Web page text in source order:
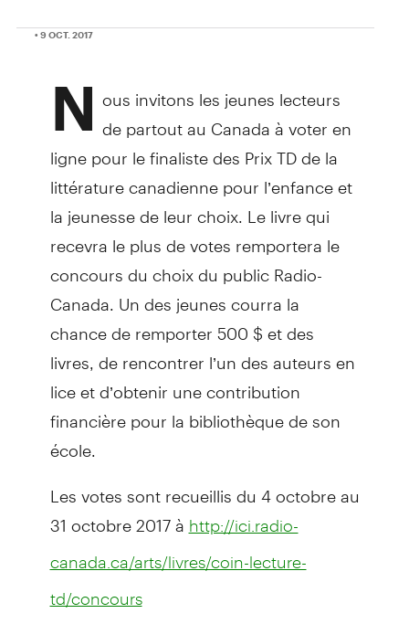
• 9 OCT. 2017
N ous invitons les jeunes lecteurs
de partout au Canada à voter en
ligne pour le finaliste des Prix TD de la
littérature canadienne pour l’enfance et
la jeunesse de leur choix. Le livre qui
recevra le plus de votes remportera le
concours du choix du public Radio-
Canada. Un des jeunes courra la
chance de remporter 500 $ et des
livres, de rencontrer l’un des auteurs en
lice et d’obtenir une contribution
financière pour la bibliothèque de son
école.
Les votes sont recueillis du 4 octobre au
31 octobre 2017 à http://ici.radio-
canada.ca/arts/livres/coin-lecture-
td/concours